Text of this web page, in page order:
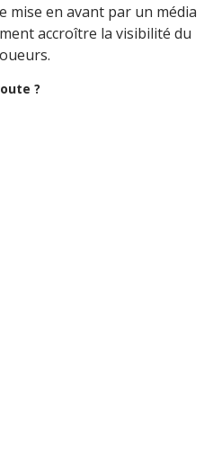
mise en avant par un média
accroître la visibilité du
?